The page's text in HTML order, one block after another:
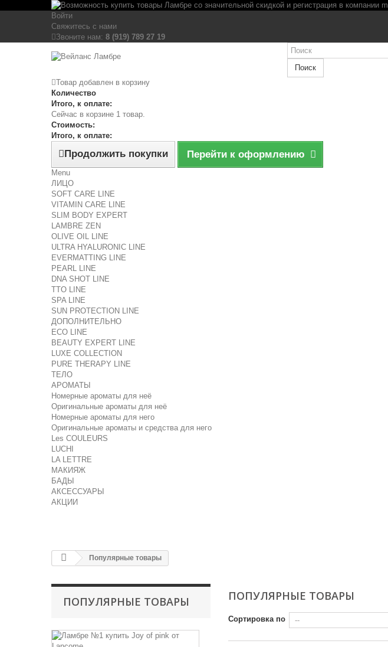
Войти
Свяжитесь с нами
Звоните нам: 8 (919) 789 27 19
Поиск
Товар добавлен в корзину
Количество
Итого, к оплате:
Сейчас в корзине 1 товар.
Стоимость:
Итого, к оплате:
Продолжить покупки Перейти к оформлению
Menu
ЛИЦО
SOFT CARE LINE
VITAMIN CARE LINE
SLIM BODY EXPERT
LAMBRE ZEN
OLIVE OIL LINE
ULTRA HYALURONIC LINE
EVERMATTING LINE
PEARL LINE
DNA SHOT LINE
TTO LINE
SPA LINE
SUN PROTECTION LINE
ДОПОЛНИТЕЛЬНО
ECO LINE
BEAUTY EXPERT LINE
LUXE COLLECTION
PURE THERAPY LINE
ТЕЛО
АРОМАТЫ
Номерные ароматы для неё
Оригинальные ароматы для неё
Номерные ароматы для него
Оригинальные ароматы и средства для него
Les COULEURS
LUCHI
LA LETTRE
МАКИЯЖ
БАДЫ
АКСЕССУАРЫ
АКЦИИ
Популярные товары
ПОПУЛЯРНЫЕ ТОВАРЫ ПОПУЛЯРНЫЕ ТОВАРЫ
Сортировка по